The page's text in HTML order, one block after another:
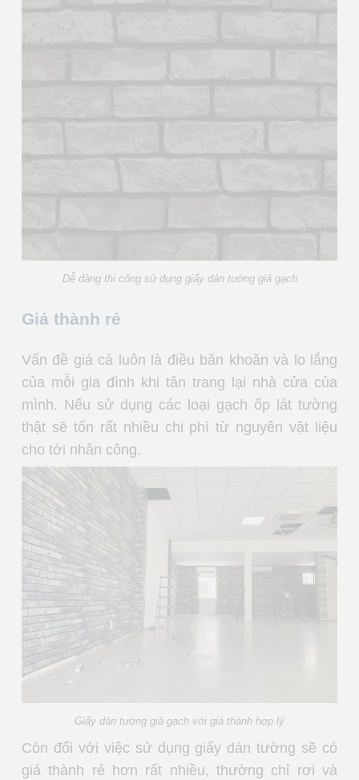
Dễ dàng thi công sử dụng giấy dán tường giả gạch
Giá thành rẻ
Vấn đề giá cả luôn là điều băn khoăn và lo lắng
của mỗi gia đình khi tân trang lại nhà cửa của
mình. Nếu sử dụng các loại gạch ốp lát tường
thật sẽ tốn rất nhiều chi phí từ nguyên vật liệu
cho tới nhân công.
Giấy dán tường giả gạch với giá thành hợp lý
Còn đối với việc sử dụng giấy dán tường sẽ có
giá thành rẻ hơn rất nhiều, thường chỉ rơi và